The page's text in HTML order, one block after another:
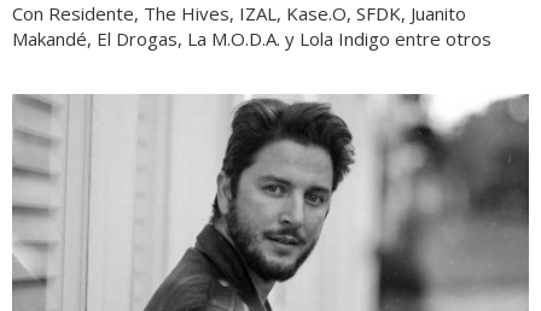
Con Residente, The Hives, IZAL, Kase.O, SFDK, Juanito
Makandé, El Drogas, La M.O.D.A. y Lola Indigo entre otros